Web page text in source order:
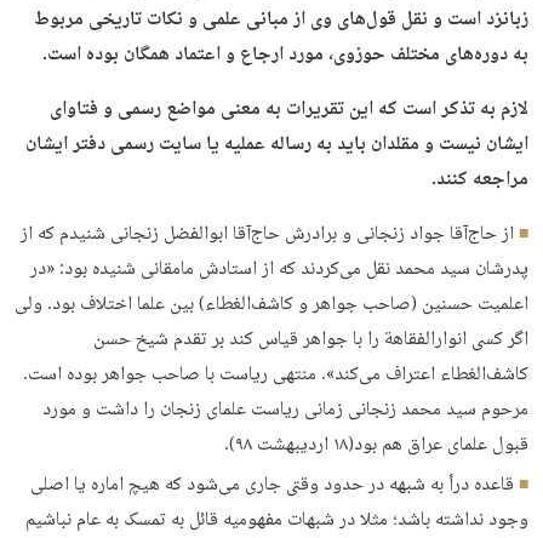
زبانزد است و نقل قول‌های وی از مبانی علمی و نکات تاریخی مربوط
به دوره‌های مختلف حوزوی، مورد ارجاع و اعتماد همگان بوده است.
لازم به تذکر است که این تقریرات به معنی مواضع رسمی و فتاوای
ایشان نیست و مقلدان باید به رساله عملیه یا سایت رسمی دفتر ایشان
مراجعه کنند.
از حاج‌آقا جواد زنجانی و برادرش حاج‌آقا ابوالفضل زنجانی شنیدم که از
پدرشان سید محمد نقل می‌کردند که از استادش مامقانی شنیده بود: «در
اعلمیت حسنین (صاحب جواهر و کاشف‌الغطاء) بین علما اختلاف بود. ولی
اگر کسی انوارالفقاهة را با جواهر قیاس کند بر تقدم شیخ حسن
کاشف‌الغطاء اعتراف می‌کند». منتهی ریاست با صاحب جواهر بوده است.
مرحوم سید محمد زنجانی زمانی ریاست علمای زنجان را داشت و مورد
قبول علمای عراق هم بود(۱۸ اردیبهشت ۹۸).
قاعده درأ به شبهه در حدود وقتی جاری می‌شود که هیچ اماره یا اصلی
وجود نداشته باشد؛ مثلا در شبهات مفهومیه قائل به تمسک به عام نباشیم